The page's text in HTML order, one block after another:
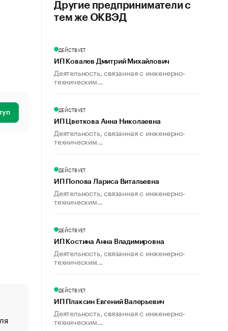
«От спорта тело стареет иначе». Как живет глава
Другие предприниматели с
тем же ОКВЭД
ДЕЙСТВУЕТ
ИП Ковалев Дмитрий Михайлович
Деятельность, связанная с инженерно-
техническим...
ДЕЙСТВУЕТ
ИП Цветкова Анна Николаевна
Деятельность, связанная с инженерно-
техническим...
ДЕЙСТВУЕТ
ИП Попова Лариса Витальевна
Деятельность, связанная с инженерно-
техническим...
ДЕЙСТВУЕТ
ИП Костина Анна Владимировна
Деятельность, связанная с инженерно-
техническим...
ДЕЙСТВУЕТ
ИП Плаксин Евгений Валерьевич
Деятельность, связанная с инженерно-
техническим...